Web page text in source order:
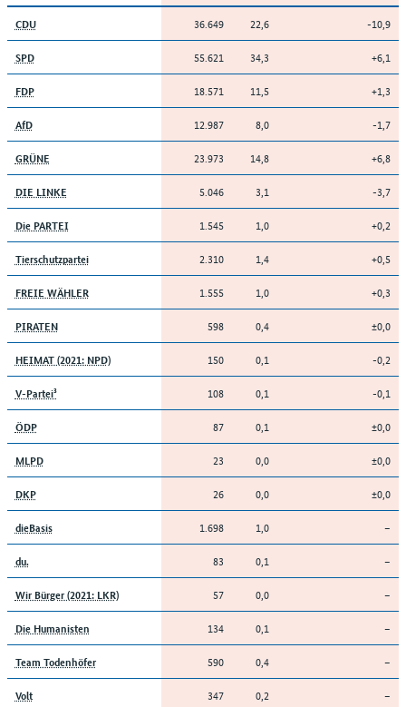
CDU 36.649 22,6 -10,9
SPD 55.621 34,3 +6,1
FDP 18.571 11,5 +1,3
AfD 12.987 8,0 -1,7
GRÜNE 23.973 14,8 +6,8
DIE LINKE 5.046 3,1 -3,7
Die PARTEI 1.545 1,0 +0,2
Tierschutzpartei 2.310 1,4 +0,5
FREIE WÄHLER 1.555 1,0 +0,3
PIRATEN 598 0,4 ±0,0
HEIMAT (2021: NPD) 150 0,1 -0,2
V-Partei³ 108 0,1 -0,1
ÖDP 87 0,1 ±0,0
MLPD 23 0,0 ±0,0
DKP 26 0,0 ±0,0
dieBasis 1.698 1,0 –
du. 83 0,1 –
Wir Bürger (2021: LKR) 57 0,0 –
Die Humanisten 134 0,1 –
Team Todenhöfer 590 0,4 –
Volt 347 0,2 –